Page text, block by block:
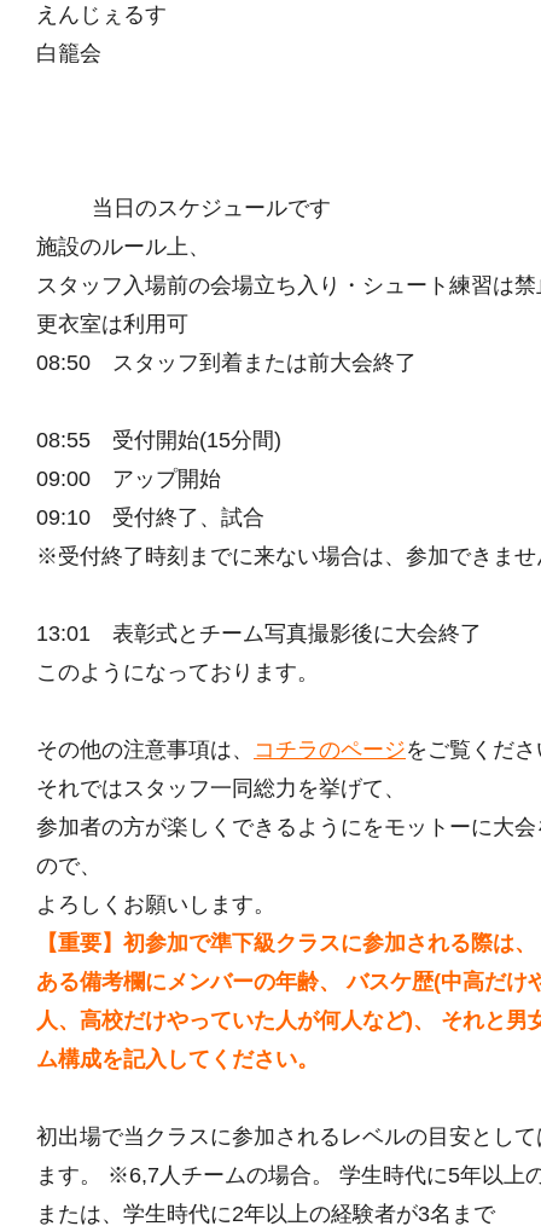
えんじぇるす
白籠会
当日のスケジュールです
施設のルール上、
スタッフ入場前の会場立ち入り・シュート練習は
更衣室は利用可
08:50 スタッフ到着または前大会終了
08:55 受付開始(15分間)
09:00 アップ開始
09:10 受付終了、試合
※受付終了時刻までに来ない場合は、参加できませ
13:01 表彰式とチーム写真撮影後に大会終了
このようになっております。
その他の注意事項は、 コチラのページをご覧くだ
それではスタッフ一同総力を挙げて、
参加者の方が楽しくできるようにをモットーに大
ので、
よろしくお願いします。
【重要】初参加で準下級クラスに参加される際は
ある備考欄にメンバーの年齢、 バスケ歴(中高だけ
人、高校だけやっていた人が何人など)、 それと男
ム構成を記入してください。
初出場で当クラスに参加されるレベルの目安とし
ます。 ※6,7人チームの場合。 学生時代に5年以上
または、学生時代に2年以上の経験者が3名まで